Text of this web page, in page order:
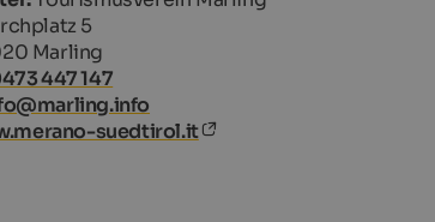
5
Marling
447 147
suedtirol.it